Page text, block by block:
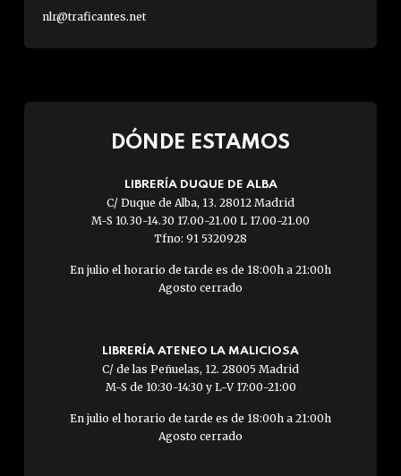
nlr@traficantes.net
DÓNDE ESTAMOS
LIBRERÍA DUQUE DE ALBA
C/ Duque de Alba, 13. 28012 Madrid
M-S 10.30-14.30 17.00-21.00 L 17.00-21.00
Tfno: 91 5320928
En julio el horario de tarde es de 18:00h a 21:00h
Agosto cerrado
LIBRERÍA ATENEO LA MALICIOSA
C/ de las Peñuelas, 12. 28005 Madrid
M-S de 10:30-14:30 y L-V 17:00-21:00
En julio el horario de tarde es de 18:00h a 21:00h
Agosto cerrado